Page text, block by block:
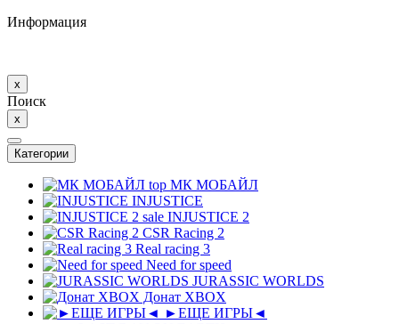
Информация
x
Поиск
x
Категории
top МК MОБAЙЛ
INJUSTICE
sale INJUSTICE 2
CSR Racing 2
Real racing 3
Need for speed
JURASSIC WORLDS
Донат XBOX
►ЕЩЕ ИГРЫ◄